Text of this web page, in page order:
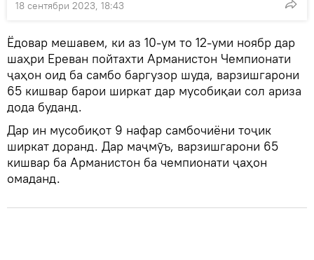
18 сентябри 2023, 18:43
Ёдовар мешавем, ки аз 10-ум то 12-уми ноябр дар
шаҳри Ереван пойтахти Арманистон Чемпионати
ҷаҳон оид ба самбо баргузор шуда, варзишгарони
65 кишвар барои ширкат дар мусобиқаи сол ариза
дода буданд.
Дар ин мусобиқот 9 нафар самбочиёни тоҷик
ширкат доранд. Дар маҷмӯъ, варзишгарони 65
кишвар ба Арманистон ба чемпионати ҷаҳон
омаданд.